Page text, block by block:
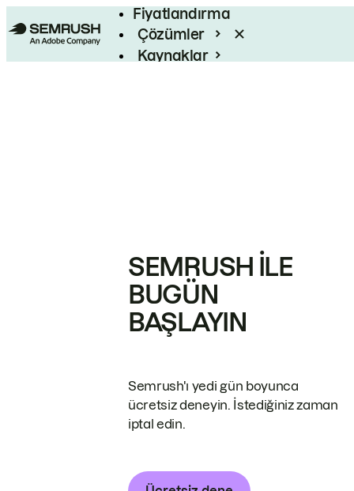
Fiyatlandırma
Çözümler
Kaynaklar
SEMRUSH ILE
BUGÜN
BAŞLAYIN
Semrush'ı yedi gün boyunca
ücretsiz deneyin. İstediğiniz zaman
iptal edin.